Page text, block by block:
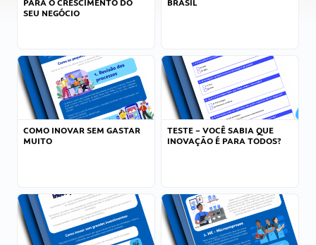
PARA O CRESCIMENTO DO
SEU NEGÓCIO
BRASIL
COMO INOVAR SEM GASTAR
MUITO
TESTE – VOCÊ SABIA QUE
INOVAÇÃO É PARA TODOS?